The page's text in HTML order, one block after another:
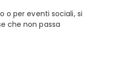
o per eventi sociali, si
che non passa